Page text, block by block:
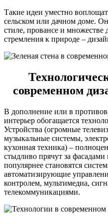
Такие идеи уместно
сельском или дачном доме.
стиле, провансе и
стремления к природе –
современном
В дополнение или в
интерьер обогащается
Устройства (огромные
музыкальные системы,
кухонная техника) –
стыдливо прячут за
популярнее становятся
автоматизирующие
контролем, мультимедиа,
телекоммуникациями.